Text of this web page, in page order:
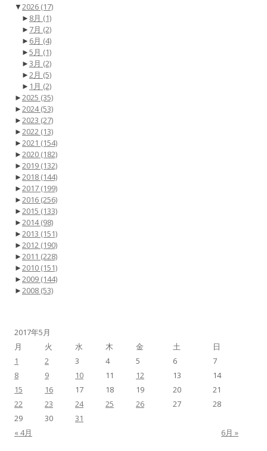
▼2026 (17)
► 8月 (1)
► 7月 (2)
► 6月 (4)
►5月 (1)
►3月 (2)
►2月 (5)
► 1月 (2)
►2025 (35)
►2024(53)
►2023 (27)
►2022 (13)
►2021 (154)
►2020 (182)
►2019 (132)
►2018 (144)
►2017 (199)
►2016 (256)
►2015 (133)
►2014(98)
►2013 (151)
►2012 (190)
►2011 (228)
►2010 (151)
►2009 (144)
►2008 (53)
2017年5月
月
火 水 木 金 土 日
« 4月 6月 »
1 2 3 4 5 6
7
8
9 10 11 12 13
14
15
16 17 18 19 20
21
22
23 24 25 26 27
28
29
30 31